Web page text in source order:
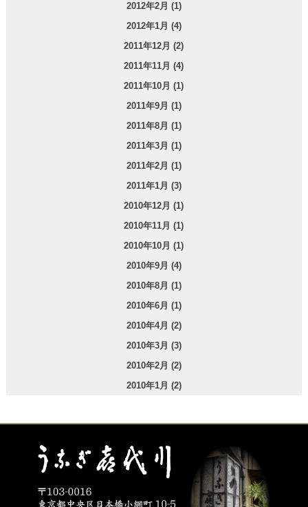
2012年2月 (1)
2012年1月 (4)
2011年12月 (2)
2011年11月 (4)
2011年10月 (1)
2011年9月 (1)
2011年8月 (1)
2011年3月 (1)
2011年2月 (1)
2011年1月 (3)
2010年12月 (1)
2010年11月 (1)
2010年10月 (1)
2010年9月 (4)
2010年8月 (1)
2010年6月 (1)
2010年4月 (2)
2010年3月 (3)
2010年2月 (2)
2010年1月 (2)